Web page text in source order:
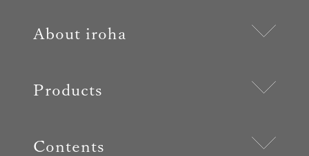
About iroha
Products
Contents